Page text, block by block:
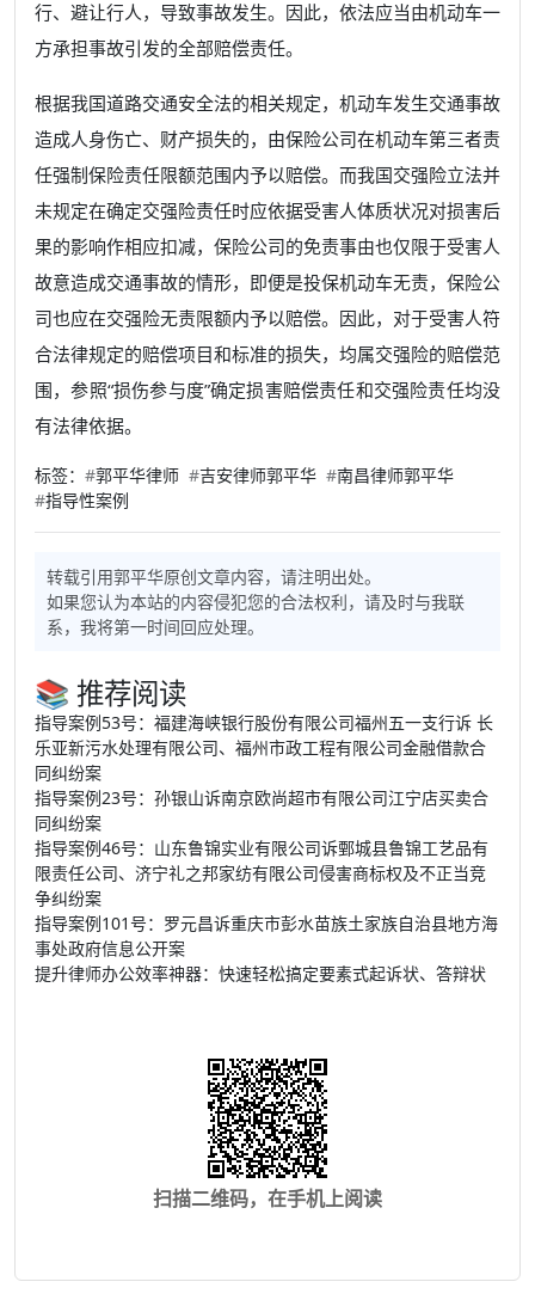
行、避让行人，导致事故发生。因此，依法应当由机动车一
方承担事故引发的全部赔偿责任。
根据我国道路交通安全法的相关规定，机动车发生交通事故
造成人身伤亡、财产损失的，由保险公司在机动车第三者责
任强制保险责任限额范围内予以赔偿。而我国交强险立法并
未规定在确定交强险责任时应依据受害人体质状况对损害后
果的影响作相应扣减，保险公司的免责事由也仅限于受害人
故意造成交通事故的情形，即便是投保机动车无责，保险公
司也应在交强险无责限额内予以赔偿。因此，对于受害人符
合法律规定的赔偿项目和标准的损失，均属交强险的赔偿范
围，参照“损伤参与度”确定损害赔偿责任和交强险责任均没
有法律依据。
标签： #郭平华律师 #吉安律师郭平华 #南昌律师郭平华
#指导性案例
转载引用郭平华原创文章内容，请注明出处。
如果您认为本站的内容侵犯您的合法权利，请及时与我联
系，我将第一时间回应处理。
📚 推荐阅读
指导案例53号：福建海峡银行股份有限公司福州五一支行诉 长
乐亚新污水处理有限公司、福州市政工程有限公司金融借款合
同纠纷案
指导案例23号：孙银山诉南京欧尚超市有限公司江宁店买卖合
同纠纷案
指导案例46号：山东鲁锦实业有限公司诉鄄城县鲁锦工艺品有
限责任公司、济宁礼之邦家纺有限公司侵害商标权及不正当竞
争纠纷案
指导案例101号：罗元昌诉重庆市彭水苗族土家族自治县地方海
事处政府信息公开案
提升律师办公效率神器：快速轻松搞定要素式起诉状、答辩状
扫描二维码，在手机上阅读